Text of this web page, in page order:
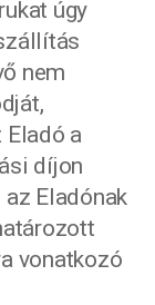
úgy
nem
Eladó a
díjon
Eladónak
vonatkozó